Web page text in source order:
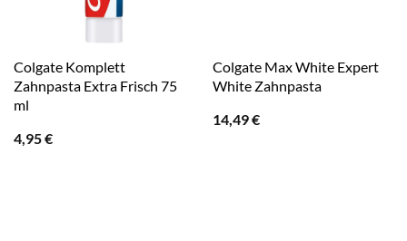
Colgate Komplett
Zahnpasta Extra Frisch 75
ml
4,95€
Colgate Max White Expert
White Zahnpasta
14,49€